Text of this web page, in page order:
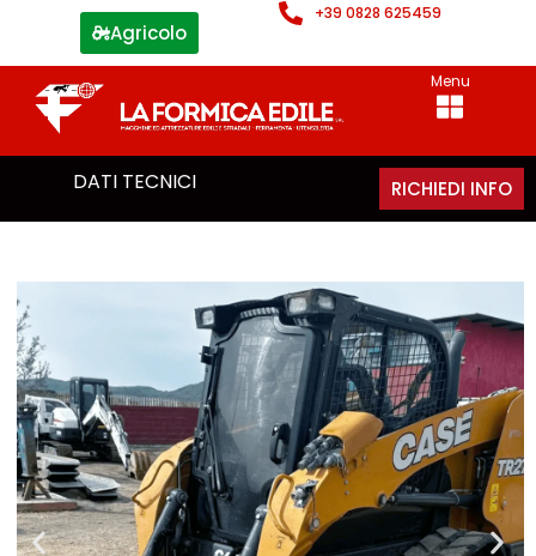
Agricolo
+39 0828 625459
Menu
DATI TECNICI RICHIEDI INFO